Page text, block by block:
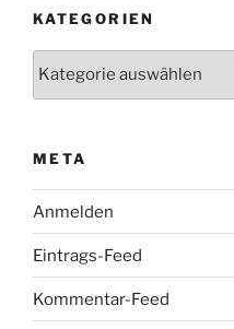
KATEGORIEN
META
Anmelden
Eintrags-Feed
Kommentar-Feed